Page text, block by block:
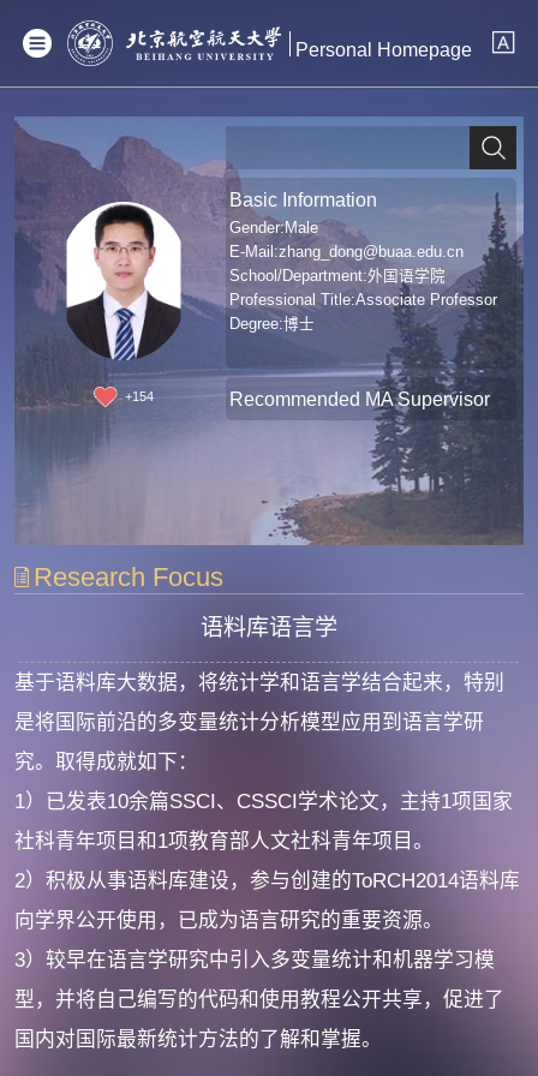
Personal Homepage
+154
Basic Information
Gender:Male
E-Mail:zhang_dong@buaa.edu.cn
School/Department:外国语学院
Professional Title:Associate Professor
Degree:博士
Recommended MA Supervisor
Research Focus
语料库语言学
基于语料库大数据，将统计学和语言学结合起来，特别
是将国际前沿的多变量统计分析模型应用到语言学研
究。取得成就如下：
1）已发表10余篇SSCI、CSSCI学术论文 ，主持1项国家
社科青年项目和1项教育部人文社科青年项目。
2）积极从事语料库建设，参与创建的ToRCH2014语料库
向学界公开使用，已成为语言研究的重要资源。
3）较早在语言学研究中引入多变量统计和机器学习模
型，并将自己编写的代码和使用教程公开共享，促进了
国内对国际最新统计方法的了解和掌握。